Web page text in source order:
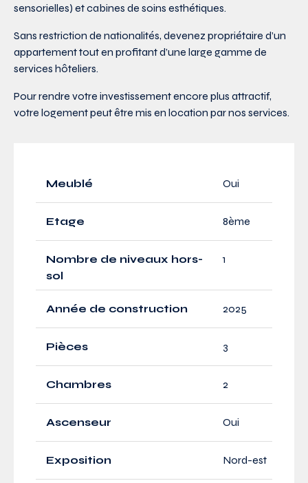
sensorielles) et cabines de soins esthétiques.
Sans restriction de nationalités, devenez propriétaire d’un
appartement tout en profitant d’une large gamme de
services hôteliers.
Pour rendre votre investissement encore plus attractif,
votre logement peut être mis en location par nos services.
Meublé Oui
Etage 8ème
Nombre de niveaux hors-
sol
1
Année de construction 2025
Pièces 3
Chambres 2
Ascenseur Oui
Exposition Nord-est